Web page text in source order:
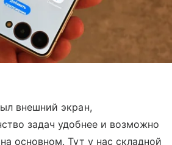
внешний экран,
задач удобнее и возможно
основном. Тут у нас складной